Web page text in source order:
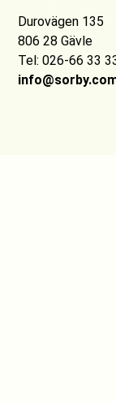
Durovägen 135
806 28 Gävle
Tel: 026-66 33